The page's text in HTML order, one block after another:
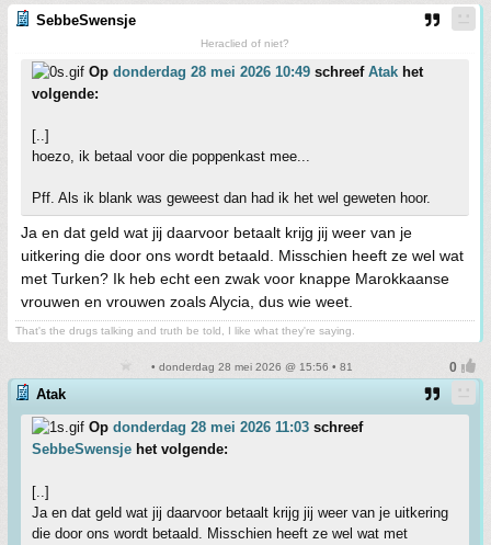
SebbeSwensje
Heraclied of niet?
Op donderdag 28 mei 2026 10:49 schreef Atak het
volgende:
[..]
hoezo, ik betaal voor die poppenkast mee...
Pff. Als ik blank was geweest dan had ik het wel geweten hoor.
Ja en dat geld wat jij daarvoor betaalt krijg jij weer van je
uitkering die door ons wordt betaald. Misschien heeft ze wel wat
met Turken? Ik heb echt een zwak voor knappe Marokkaanse
vrouwen en vrouwen zoals Alycia, dus wie weet.
That's the drugs talking and truth be told, I like what they're saying.
• donderdag 28 mei 2026 @ 15:56 • 81
Atak
Op donderdag 28 mei 2026 11:03 schreef
SebbeSwensje het volgende:
[..]
Ja en dat geld wat jij daarvoor betaalt krijg jij weer van je uitkering
die door ons wordt betaald. Misschien heeft ze wel wat met